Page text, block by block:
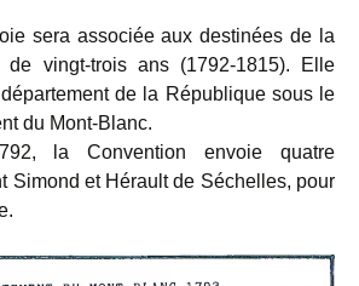
sera associée aux destinées de la
de vingt-trois ans (1792-1815). Elle
département de la République sous le
du Mont-Blanc.
la Convention envoie quatre
Simond et Hérault de Séchelles, pour